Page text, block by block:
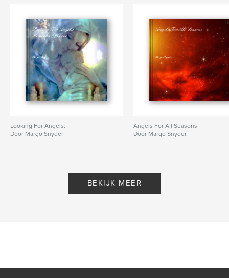
Looking For Angels:
Door Margo Snyder
Angels For All Seasons
Door Margo Snyder
BEKIJK MEER